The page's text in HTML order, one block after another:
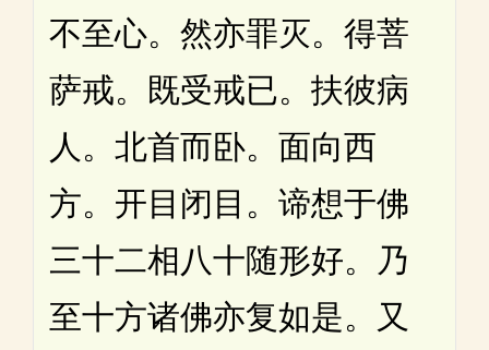
不至心。然亦罪灭。得菩
萨戒。既受戒已。扶彼病
人。北首而卧。面向西
方。开目闭目。谛想于佛
三十二相八十随形好。乃
至十方诸佛亦复如是。又